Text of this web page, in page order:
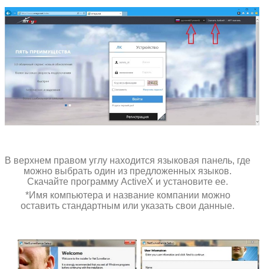
В верхнем правом углу находится языковая панель, где
можно выбрать один из предложенных языков.
Скачайте программу ActiveX и установите ее.
*Имя компьютера и название компании можно
оставить стандартным или указать свои данные.